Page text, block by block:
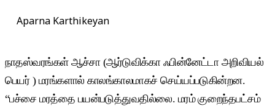
Aparna Karthikeyan
நாதஸ்வரங்கள் ஆச்சா (ஆர்டுவிக்கா ஃபின்னேட்டா அறிவியல்
பெயர் ) மரங்களால் காலங்காலமாகச் செய்யப்படுகின்றன.
“பச்சை மரத்தை பயன்படுத்துவதில்லை. மரம் குறைந்தபட்சம்